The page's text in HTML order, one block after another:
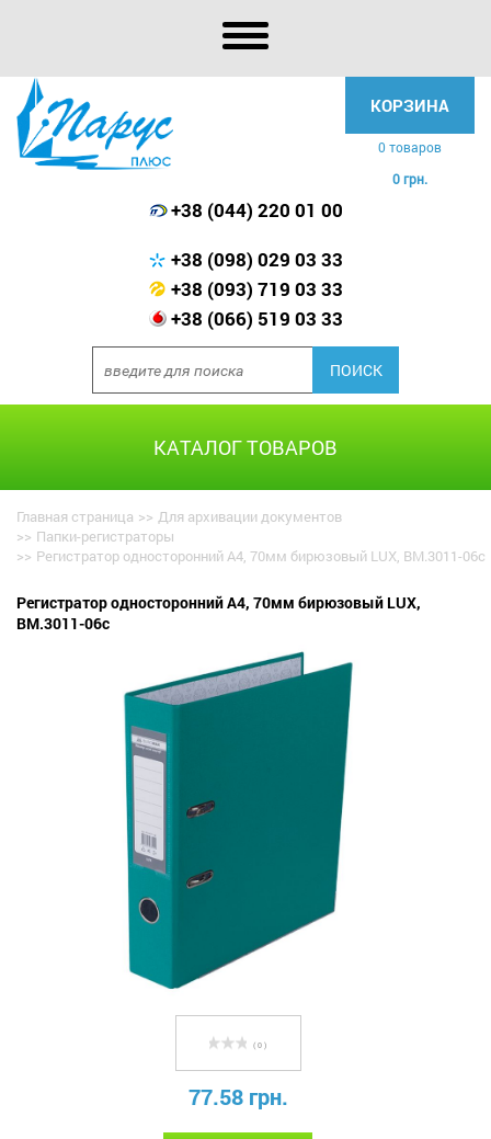
КОРЗИНА
0 товаров
0 грн.
+38 (044) 220 01 00
+38 (098) 029 03 33
+38 (093) 719 03 33
+38 (066) 519 03 33
КАТАЛОГ ТОВАРОВ
Главная страница >> Для архивации документов
>> Папки-регистраторы
>> Регистратор односторонний А4, 70мм бирюзовый LUX, BM.3011-06c
Регистратор односторонний А4, 70мм бирюзовый LUX,
BM.3011-06c
( 0 )
77.58 грн.